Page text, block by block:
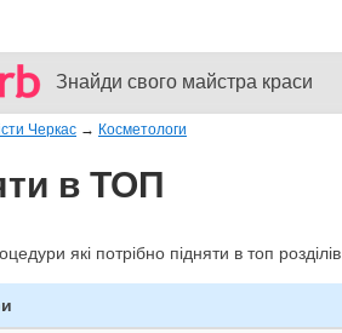
Знайди свого майстра краси
Черкас → Косметологи
в ТОП
які потрібно підняти в топ розділів